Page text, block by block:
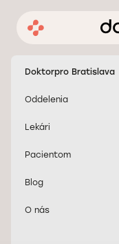
Doktorpro Bratislava
Oddelenia
Lekári
Pacientom
Blog
O nás